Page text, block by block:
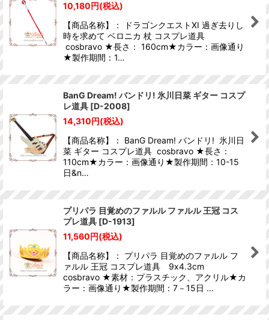
10,180円(税込)
【商品名称】： ドラゴンクエストXI 過ぎ去りし
時を求めて ベロニカ 杖 コスプレ道具
cosbravo ★長さ： 160cm★カラー：画像通り
★製作期間：1…
BanG Dream! バンドリ! 氷川日菜 ギター コスプ
レ道具 [D-2008]
14,310円(税込)
【商品名称】： BanG Dream! バンドリ! 氷川日
菜 ギター コスプレ道具 cosbravo ★長さ：
110cm★カラー：画像通り★製作期間：10-15
日&n…
プリパラ 目覚めのファルル ファルル 王冠 コス
プレ道具 [D-1913]
11,560円(税込)
【商品名称】： プリパラ 目覚めのファルル フ
ァルル 王冠 コスプレ道具 9x4.3cm
cosbravo ★素材：プラスチック、アクリル★カ
ラー：画像通り★製作期間：7－15日 …